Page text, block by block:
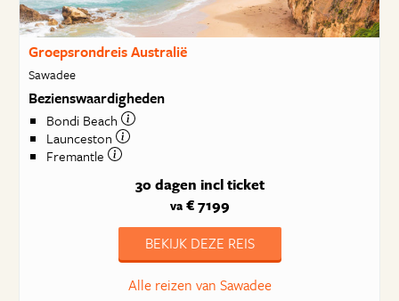
Groepsrondreis Australië
Sawadee
Bezienswaardigheden
Bondi Beach
Launceston
Fremantle
30 dagen incl ticket
va€ 7199
BEKIJK DEZE REIS
Alle reizen van Sawadee